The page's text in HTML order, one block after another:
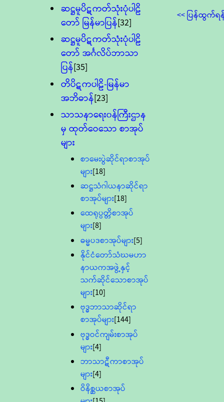
ဆဋ္ဌမူပိဋကတ်သုံးပုံပါဠိ
တော် မြန်မာပြန်[32]
ဆဋ္ဌမူပိဋကတ်သုံးပုံပါဠိ
တော် အင်္ဂလိပ်ဘာသာ
ပြန်[35]
တိပိဋကပါဠိ-မြန်မာ
အဘိဓာန်[23]
သာသနာရေး၀န်ကြီးဌာန
မှ ထုတ်ဝေသော စာအုပ်
များ
စာမေးပွဲဆိုင်ရာစာအုပ်
များ[18]
ဆဋ္ဌသံဂါယနာဆိုင်ရာ
စာအုပ်များ[18]
ထေရုပ္ပတ္တိစာအုပ်
များ[8]
ဓမ္မပဒစာအုပ်များ[5]
နိုင်ငံတော်သံဃမဟာ
နာယကအဖွဲ့နှင့်
သက်ဆိုင်သောစာအုပ်
များ[10]
ဗုဒ္ဓဘာသာဆိုင်ရာ
စာအုပ်များ[144]
ဗုဒ္ဓဝင်ကျမ်းစာအုပ်
များ[4]
ဘာသာဋီကာစာအုပ်
များ[4]
ဝိနိစ္ဆယစာအုပ်
<< ပြန်ထွက်ရ